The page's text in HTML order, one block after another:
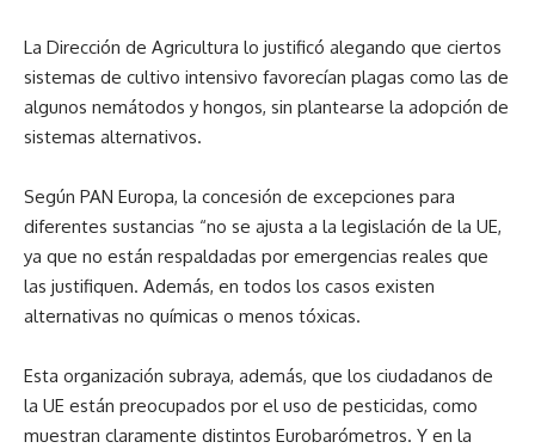
La Dirección de Agricultura lo justificó alegando que ciertos
sistemas de cultivo intensivo favorecían plagas como las de
algunos nemátodos y hongos, sin plantearse la adopción de
sistemas alternativos.
Según PAN Europa, la concesión de excepciones para
diferentes sustancias “no se ajusta a la legislación de la UE,
ya que no están respaldadas por emergencias reales que
las justifiquen. Además, en todos los casos existen
alternativas no químicas o menos tóxicas.
Esta organización subraya, además, que los ciudadanos de
la UE están preocupados por el uso de pesticidas, como
muestran claramente distintos Eurobarómetros. Y en la